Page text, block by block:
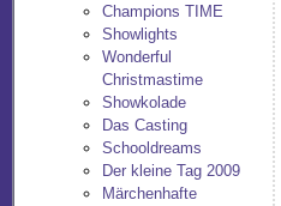
Champions TIME
Showlights
Wonderful
Christmastime
Showkolade
Das Casting
Schooldreams
Der kleine Tag 2009
Märchenhafte